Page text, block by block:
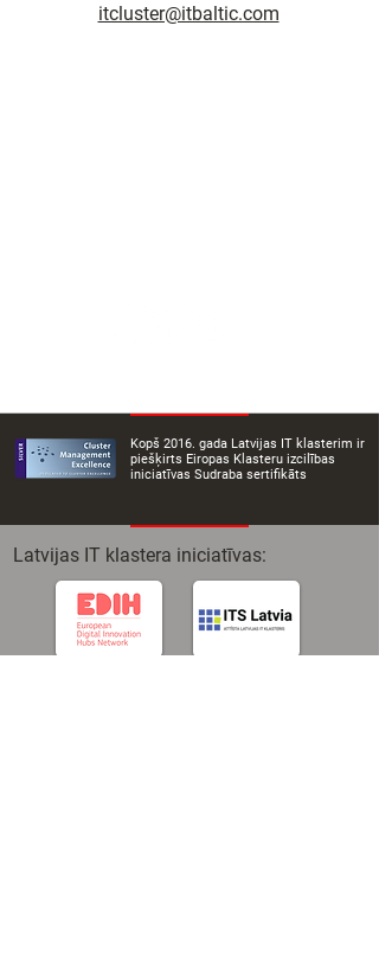
itcluster@itbaltic.com
Kopš 2016. gada Latvijas IT klasterim ir
piešķirts Eiropas Klasteru izcilības
iniciatīvas Sudraba sertifikāts
Latvijas IT klastera iniciatīvas: